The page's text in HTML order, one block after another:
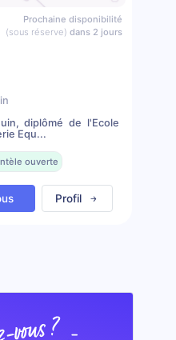
Prochaine disponibilité
(sous réserve) dans 2 jours
diplômé de l'Ecole
Equ...
ouverte
Profil